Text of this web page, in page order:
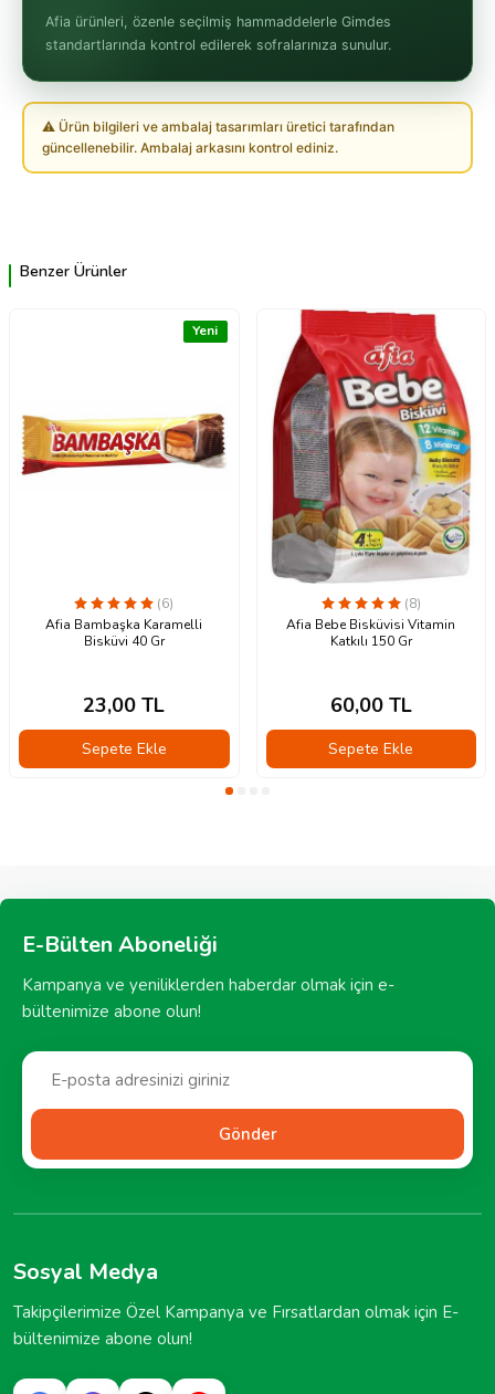
Afia ürünleri, özenle seçilmiş hammaddelerle Gimdes
standartlarında kontrol edilerek sofralarınıza sunulur.
⚠ Ürün bilgileri ve ambalaj tasarımları üretici tarafından
güncellenebilir. Ambalaj arkasını kontrol ediniz.
Benzer Ürünler
Yeni
(6)
Afia Bambaşka Karamelli
Bisküvi 40 Gr
23,00 TL
Sepete Ekle
(8)
Afia Bebe Bisküvisi Vitamin
Katkılı 150 Gr
60,00TL
Sepete Ekle
E-Bülten Aboneliği
Kampanya ve yeniliklerden haberdar olmak için e-
bültenimize abone olun!
Gönder
Sosyal Medya
Takipçilerimize Özel Kampanya ve Fırsatlardan olmak için E-
bültenimize abone olun!